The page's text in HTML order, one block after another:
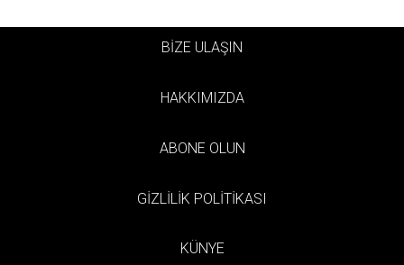
BİZE ULAŞIN
HAKKIMIZDA
ABONE OLUN
GİZLİLİK POLİTİKASI
KÜNYE